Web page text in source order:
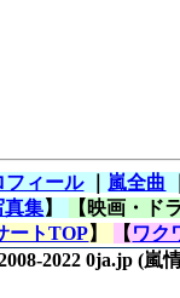
フィール｜ 嵐全曲
真集】
【映画・ド
ートTOP】 【 ワク
2022 0ja.jp (嵐